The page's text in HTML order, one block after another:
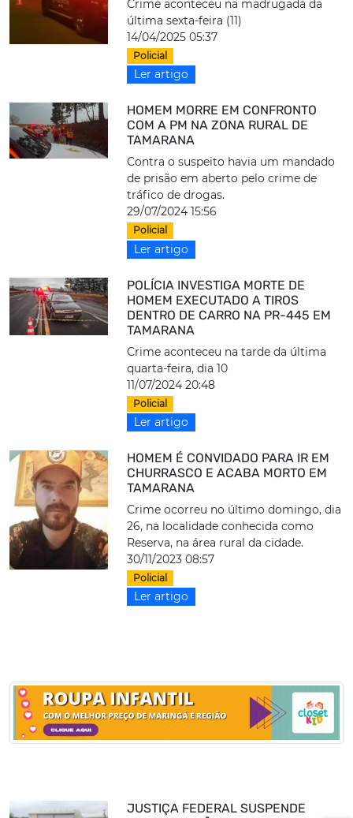
Crime aconteceu na madrugada da
última sexta-feira (11)
14/04/2025 05:37
Policial
Ler artigo
HOMEM MORRE EM CONFRONTO
COM A PM NA ZONA RURAL DE
TAMARANA
Contra o suspeito havia um mandado
de prisão em aberto pelo crime de
tráfico de drogas.
29/07/2024 15:56
Policial
Ler artigo
POLÍCIA INVESTIGA MORTE DE
HOMEM EXECUTADO A TIROS
DENTRO DE CARRO NA PR-445 EM
TAMARANA
Crime aconteceu na tarde da última
quarta-feira, dia 10
11/07/2024 20:48
Policial
Ler artigo
HOMEM É CONVIDADO PARA IR EM
CHURRASCO E ACABA MORTO EM
TAMARANA
Crime ocorreu no último domingo, dia
26, na localidade conhecida como
Reserva, na área rural da cidade.
30/11/2023 08:57
Policial
Ler artigo
JUSTIÇA FEDERAL SUSPENDE